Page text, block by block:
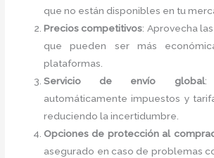
que no están disponibles en tu
Precios competitivos: Aprovecha
que pueden ser más
plataformas.
Servicio de envío global:
automáticamente impuestos y
reduciendo la incertidumbre.
Opciones de protección al
asegurado en caso de problemas